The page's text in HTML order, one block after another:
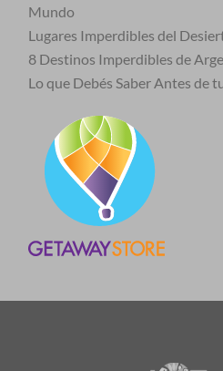
Mundo
Lugares Imperdibles del
8 Destinos Imperdibles de
Lo que Debés Saber Antes de